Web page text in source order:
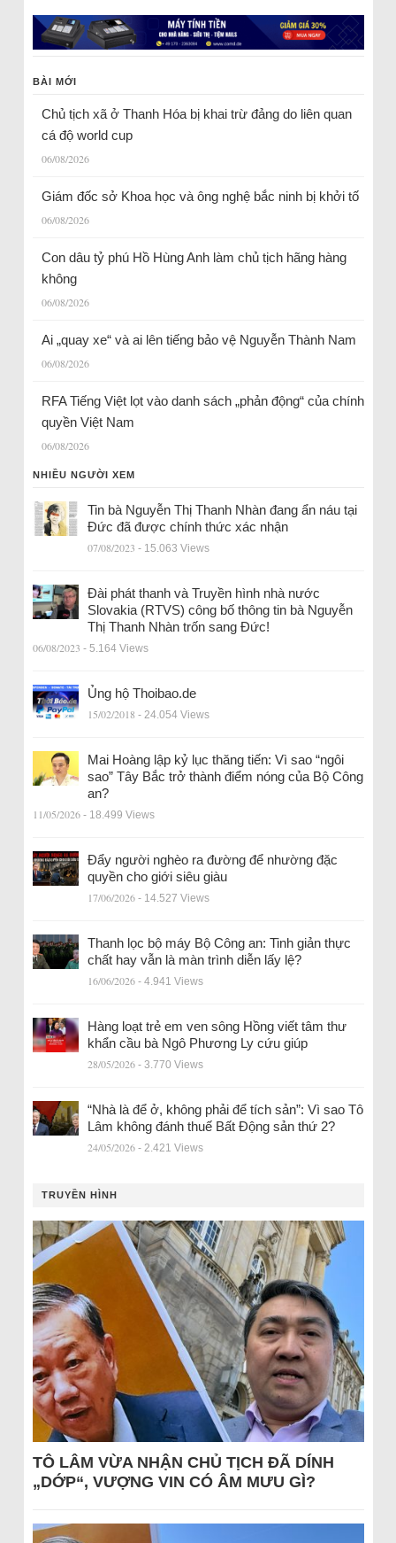
BÀI MỚI
Chủ tịch xã ở Thanh Hóa bị khai trừ đảng do liên quan
cá độ world cup
06/08/2026
Giám đốc sở Khoa học và ông nghệ bắc ninh bị khởi tố
06/08/2026
Con dâu tỷ phú Hồ Hùng Anh làm chủ tịch hãng hàng
không
06/08/2026
Ai „quay xe“ và ai lên tiếng bảo vệ Nguyễn Thành Nam
06/08/2026
RFA Tiếng Việt lọt vào danh sách „phản động“ của chính
quyền Việt Nam
06/08/2026
NHIỀU NGƯỜI XEM
Tin bà Nguyễn Thị Thanh Nhàn đang ẩn náu tại
Đức đã được chính thức xác nhận
07/08/2023 - 15.063 Views
Đài phát thanh và Truyền hình nhà nước
Slovakia (RTVS) công bố thông tin bà Nguyễn
Thị Thanh Nhàn trốn sang Đức!
06/08/2023 - 5.164 Views
Ủng hộ Thoibao.de
15/02/2018 - 24.054 Views
Mai Hoàng lập kỷ lục thăng tiến: Vì sao “ngôi
sao” Tây Bắc trở thành điểm nóng của Bộ Công
an?
11/05/2026 - 18.499 Views
Đẩy người nghèo ra đường để nhường đặc
quyền cho giới siêu giàu
17/06/2026 - 14.527 Views
Thanh lọc bộ máy Bộ Công an: Tinh giản thực
chất hay vẫn là màn trình diễn lấy lệ?
16/06/2026 - 4.941 Views
Hàng loạt trẻ em ven sông Hồng viết tâm thư
khẩn cầu bà Ngô Phương Ly cứu giúp
28/05/2026 - 3.770 Views
“Nhà là để ở, không phải để tích sản”: Vì sao Tô
Lâm không đánh thuế Bất Động sản thứ 2?
24/05/2026 - 2.421 Views
TRUYỀN HÌNH
TÔ LÂM VỪA NHẬN CHỦ TỊCH ĐÃ DÍNH
„DỚP“, VƯỢNG VIN CÓ ÂM MƯU GÌ?